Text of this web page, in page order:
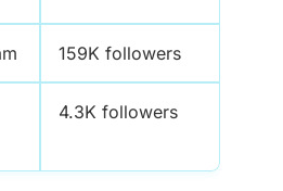
159K followers
4.3K followers